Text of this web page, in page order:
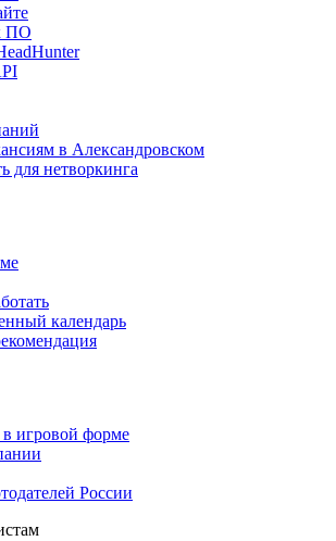
ПО
в Александровском
для нетворкинга
календарь
игровой форме
России